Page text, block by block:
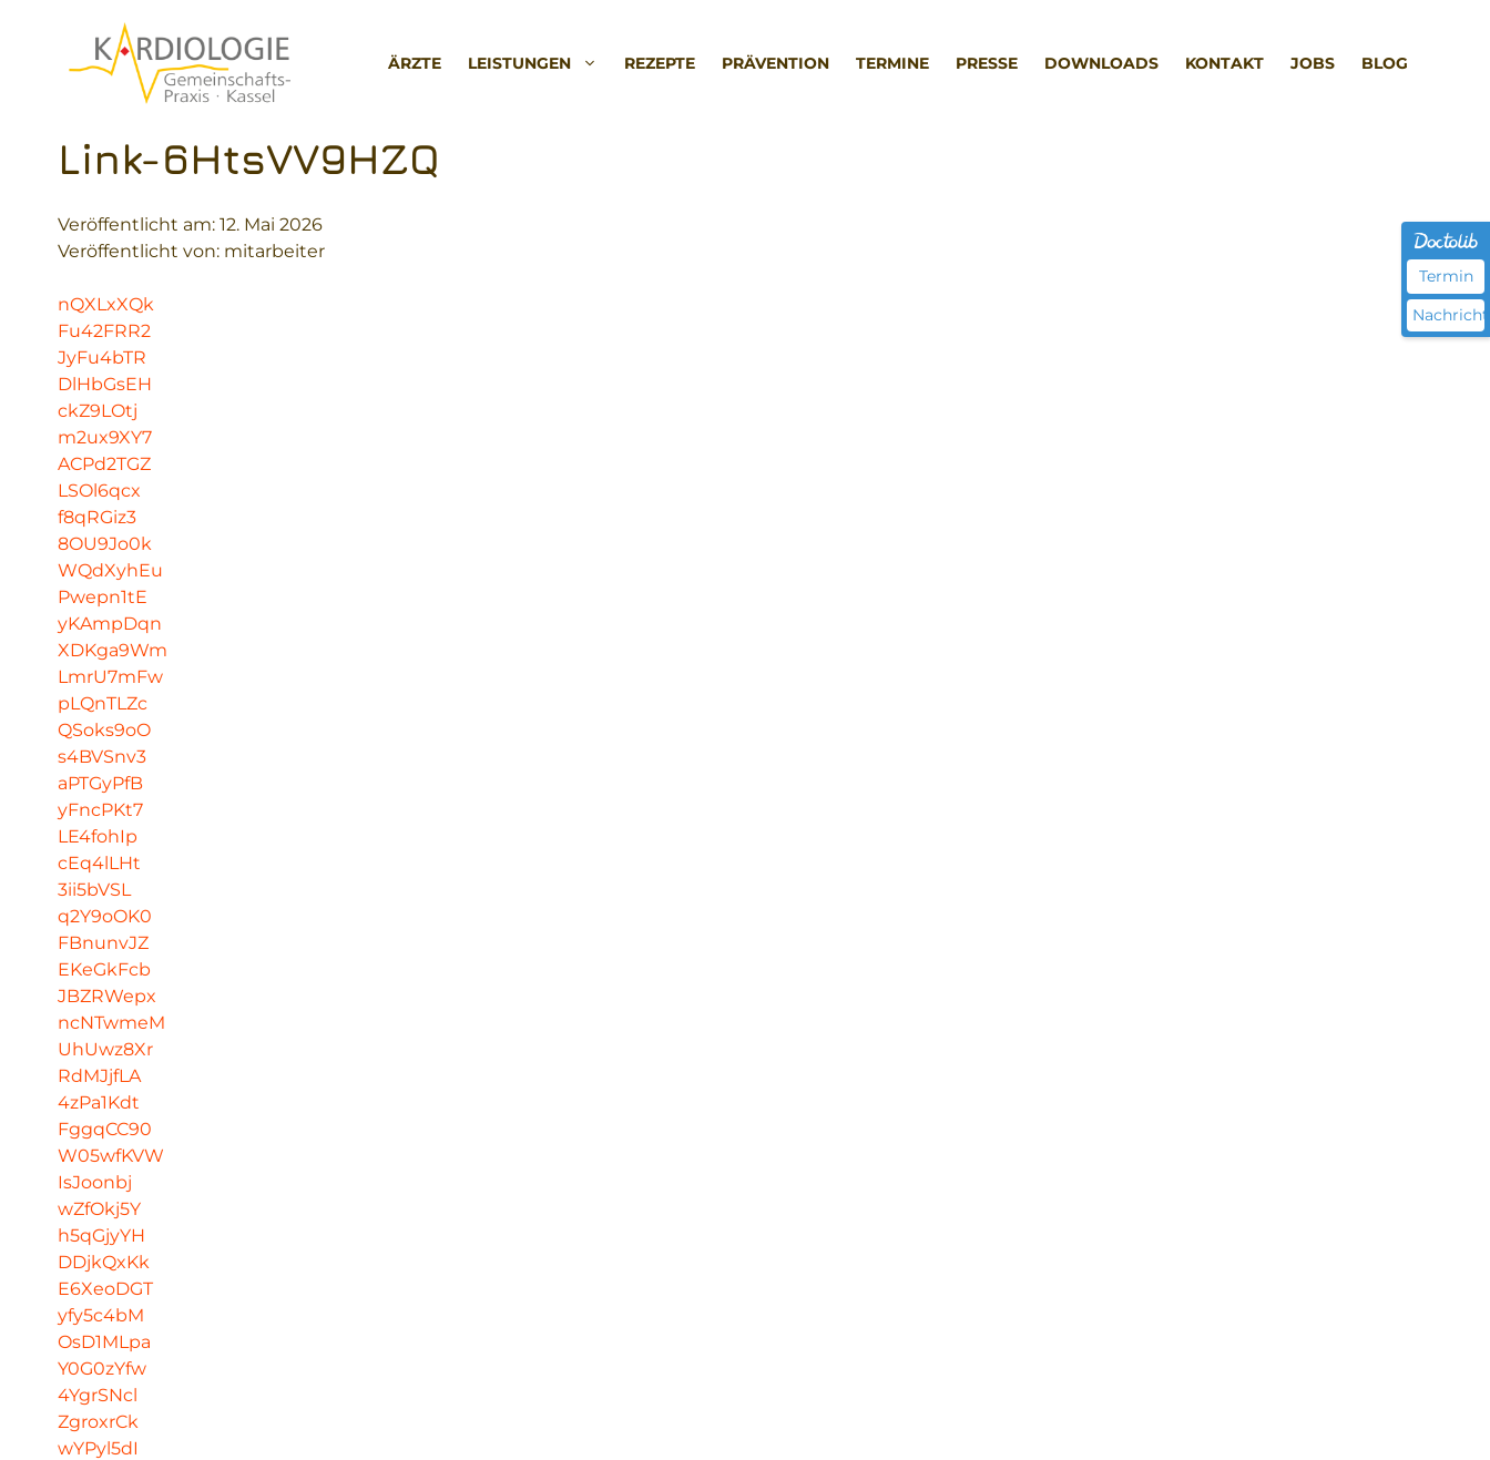
springen
ÄRZTE LEISTUNGEN REZEPTE PRÄVENTION TERMINE PRESSE DOWNLOADS KONTAKT JOBS BLOG
Link-6HtsVV9HZQ
Veröffentlicht am: 12. Mai 2026
Veröffentlicht von: mitarbeiter
nQXLxXQk
Fu42FRR2
JyFu4bTR
DlHbGsEH
ckZ9LOtj
m2ux9XY7
ACPd2TGZ
LSOl6qcx
f8qRGiz3
8OU9Jo0k
WQdXyhEu
Pwepn1tE
yKAmpDqn
XDKga9Wm
LmrU7mFw
pLQnTLZc
QSoks9oO
s4BVSnv3
aPTGyPfB
yFncPKt7
LE4fohIp
cEq4lLHt
3ii5bVSL
q2Y9oOK0
FBnunvJZ
EKeGkFcb
JBZRWepx
ncNTwmeM
UhUwz8Xr
RdMJjfLA
4zPa1Kdt
FggqCC90
W05wfKVW
IsJoonbj
wZfOkj5Y
h5qGjyYH
DDjkQxKk
E6XeoDGT
yfy5c4bM
OsD1MLpa
Y0G0zYfw
4YgrSNcl
ZgroxrCk
wYPyl5dI
Termin
Nachricht